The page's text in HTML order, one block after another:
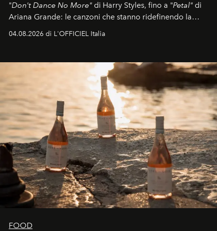
"Don't Dance No More" di Harry Styles, fino a "Petal" di
Ariana Grande: le canzoni che stanno ridefinendo la
colonna sonora della stagione.
04.08.2026 di L'OFFICIEL Italia
FOOD